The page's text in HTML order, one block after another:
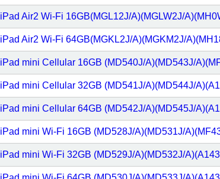
iPad Air2 Wi-Fi 16GB(MGL12J/A)(MGLW2J/
iPad Air2 Wi-Fi 64GB(MGKL2J/A)(MGKM2J/
iPad mini Cellular 16GB (MD540J/A)(MD543J/
iPad mini Cellular 32GB (MD541J/A)(MD544J/
iPad mini Cellular 64GB (MD542J/A)(MD545J/
iPad mini Wi-Fi 16GB (MD528J/A)(MD531J/
iPad mini Wi-Fi 32GB (MD529J/A)(MD532J/